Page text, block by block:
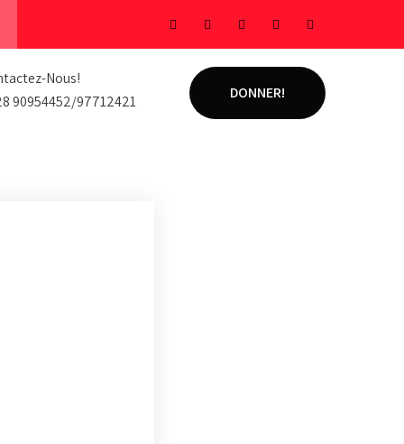
Nous!
90954452/97712421
DONNER!